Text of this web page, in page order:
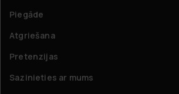
Piegāde
Atgriešana
Pretenzijas
Sazinieties ar mums